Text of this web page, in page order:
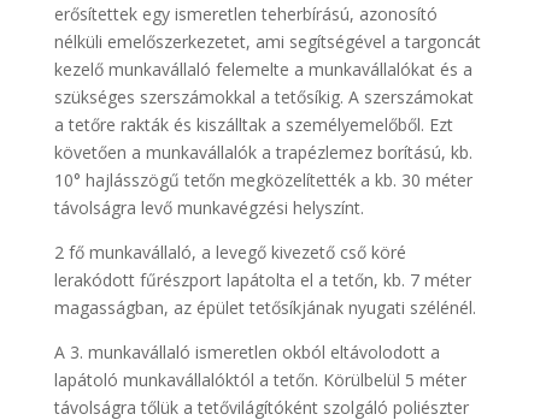
erősítettek egy ismeretlen teherbírású, azonosító
nélküli emelőszerkezetet, ami segítségével a targoncát
kezelő munkavállaló felemelte a munkavállalókat és a
szükséges szerszámokkal a tetősíkig. A szerszámokat
a tetőre rakták és kiszálltak a személyemelőből. Ezt
követően a munkavállalók a trapézlemez borítású, kb.
10° hajlásszögű tetőn megközelítették a kb. 30 méter
távolságra levő munkavégzési helyszínt.
2 fő munkavállaló, a levegő kivezető cső köré
lerakódott fűrészport lapátolta el a tetőn, kb. 7 méter
magasságban, az épület tetősíkjának nyugati szélénél.
A 3. munkavállaló ismeretlen okból eltávolodott a
lapátoló munkavállalóktól a tetőn. Körülbelül 5 méter
távolságra tőlük a tetővilágítóként szolgáló poliészter